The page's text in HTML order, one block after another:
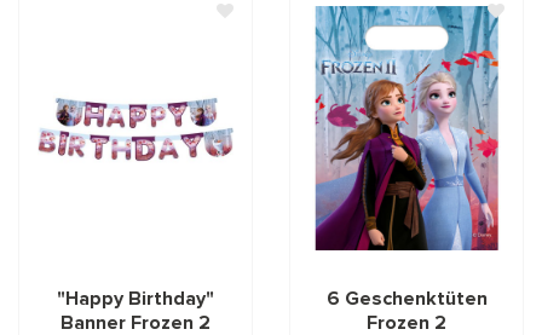
"Happy Birthday"
Banner Frozen 2
6 Geschenktüten
Frozen 2